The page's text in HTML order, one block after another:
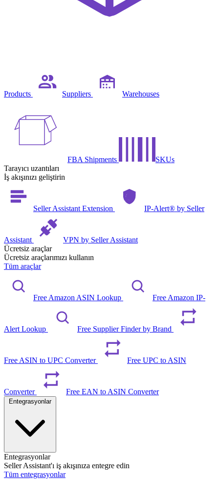
Products Suppliers Warehouses
FBA Shipments
SKUs
Tarayıcı uzantıları
İş akışınızı geliştirin
Seller Assistant Extension IP-Alert® by Seller
Assistant
VPN by Seller Assistant
Ücretsiz araçlar
Ücretsiz araçlarımızı kullanın
Tüm araçlar
Free Amazon ASIN Lookup Free Amazon IP-
Alert Lookup Free Supplier Finder by Brand
Free ASIN to UPC Converter Free UPC to ASIN
Converter Free EAN to ASIN Converter
Entegrasyonlar
Entegrasyonlar
Seller Assistant'ı iş akışınıza entegre edin
Tüm entegrasyonlar